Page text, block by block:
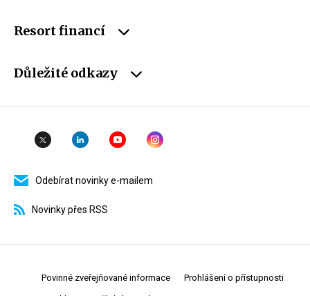
Resort financí
Důležité odkazy
Odebírat novinky e-mailem
Novinky přes RSS
Povinné zveřejňované informace Prohlášení o přístupnosti